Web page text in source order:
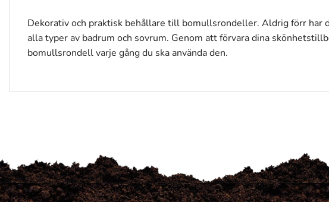
Dekorativ och praktisk behållare till bomullsrondeller. Aldrig förr har
alla typer av badrum och sovrum. Genom att förvara dina
bomullsrondell varje gång du ska använda den.